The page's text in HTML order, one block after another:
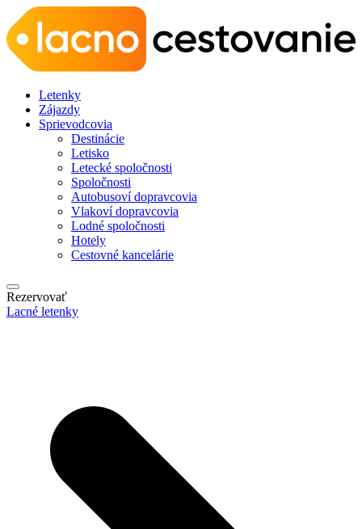
Letenky
Zájazdy
Sprievodcovia
Destinácie
Letisko
Letecké spoločnosti
Spoločnosti
Autobusoví dopravcovia
Vlakoví dopravcovia
Lodné spoločnosti
Hotely
Cestovné kancelárie
Rezervovať
Lacné letenky